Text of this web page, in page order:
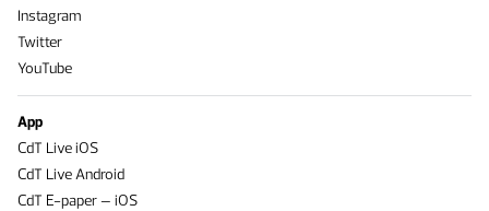
Instagram
Twitter
YouTube
App
CdT Live iOS
CdT Live Android
CdT E-paper – iOS